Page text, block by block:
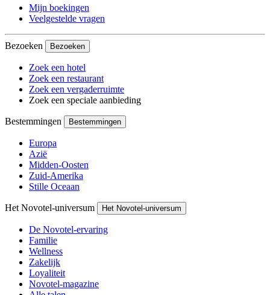
Mijn boekingen
Veelgestelde vragen
Bezoeken Bezoeken
Zoek een hotel
Zoek een restaurant
Zoek een vergaderruimte
Zoek een speciale aanbieding
Bestemmingen Bestemmingen
Europa
Azië
Midden-Oosten
Zuid-Amerika
Stille Oceaan
Het Novotel-universum Het Novotel-universum
De Novotel-ervaring
Familie
Wellness
Zakelijk
Loyaliteit
Novotel-magazine